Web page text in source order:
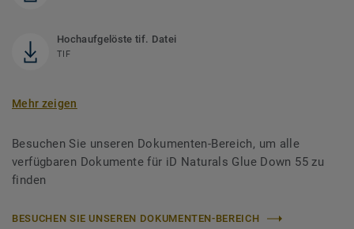
Hochaufgelöste tif. Datei
TIF
Mehr zeigen
Besuchen Sie unseren Dokumenten-Bereich, um alle
verfügbaren Dokumente für iD Naturals Glue Down 55 zu
finden
BESUCHEN SIE UNSEREN DOKUMENTEN-BEREICH